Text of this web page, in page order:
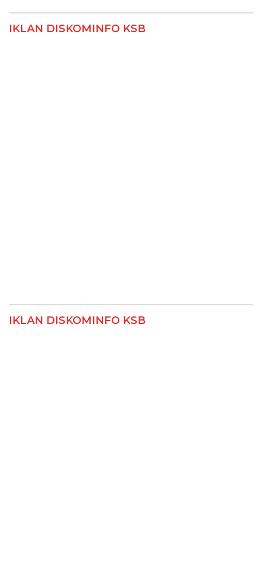
IKLAN DISKOMINFO KSB
IKLAN DISKOMINFO KSB